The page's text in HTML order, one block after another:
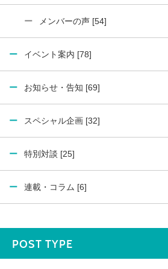
メンバーの声 [54]
イベント案内 [78]
お知らせ・告知 [69]
スペシャル企画 [32]
特別対談 [25]
連載・コラム [6]
POST TYPE